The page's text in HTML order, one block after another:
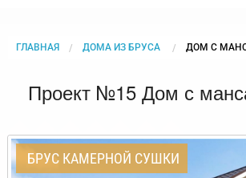
ГЛАВНАЯ ДОМА ИЗ БРУСА CURRENT:
ДОМ С
Проект №15 Дом с
БРУС КАМЕРНОЙ СУШКИ